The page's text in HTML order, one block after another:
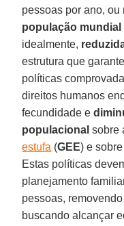
pessoas por ano, ou
população mundial
idealmente,
estrutura que
políticas
direitos humanos
fecundidade e
populacional sobre
estufa (GEE) e sobre
Estas políticas
planejamento
pessoas,
buscando alcançar